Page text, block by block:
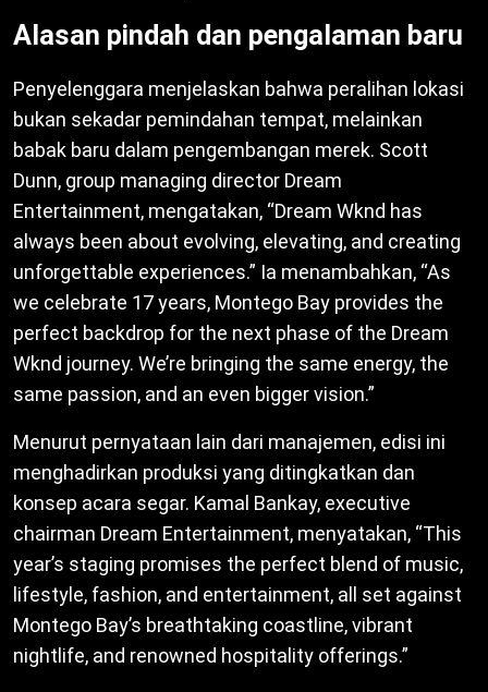
Alasan pindah dan pengalaman baru
Penyelenggara menjelaskan bahwa peralihan lokasi
bukan sekadar pemindahan tempat, melainkan
babak baru dalam pengembangan merek. Scott
Dunn, group managing director Dream
Entertainment, mengatakan, “Dream Wknd has
always been about evolving, elevating, and creating
unforgettable experiences.” Ia menambahkan, “As
we celebrate 17 years, Montego Bay provides the
perfect backdrop for the next phase of the Dream
Wknd journey. We’re bringing the same energy, the
same passion, and an even bigger vision.”
Menurut pernyataan lain dari manajemen, edisi ini
menghadirkan produksi yang ditingkatkan dan
konsep acara segar. Kamal Bankay, executive
chairman Dream Entertainment, menyatakan, “This
year’s staging promises the perfect blend of music,
lifestyle, fashion, and entertainment, all set against
Montego Bay’s breathtaking coastline, vibrant
nightlife, and renowned hospitality offerings.”